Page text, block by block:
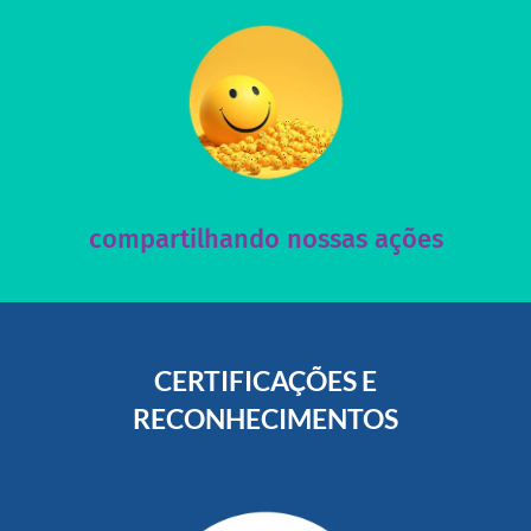
compartilhando nossas ações
Acesse nossas redes sociais e nos ajude compartilhando
nossos posts e nosso site!
acesse nosso instagram
CERTIFICAÇÕES E
RECONHECIMENTOS